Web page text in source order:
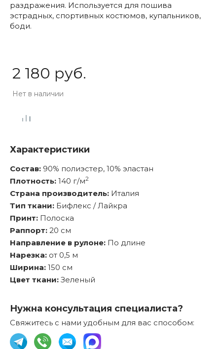
раздражения. Используется для пошива
эстрадных, спортивных костюмов, купальников,
боди.
2 180 руб.
Нет в наличии
Характеристики
Состав: 90% полиэстер, 10% эластан
Плотность: 140 г/м2
Страна производитель: Италия
Тип ткани: Бифлекс / Лайкра
Принт: Полоска
Раппорт: 20 см
Направление в рулоне: По длине
Нарезка: от 0,5 м
Ширина: 150 см
Цвет ткани: Зеленый
Нужна консультация специалиста?
Свяжитесь с нами удобным для вас способом: